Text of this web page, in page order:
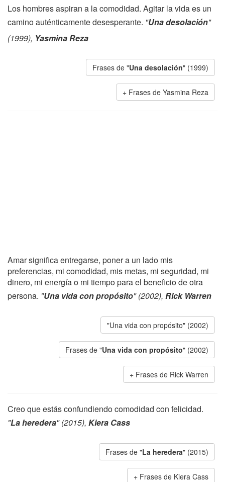
Los hombres aspiran a la comodidad. Agitar la vida es un
camino auténticamente desesperante. "Una desolación"
(1999), Yasmina Reza
Frases de "Una desolación" (1999)
Frases de Yasmina Reza
Amar significa entregarse, poner a un lado mis
preferencias, mi comodidad, mis metas, mi seguridad, mi
dinero, mi energía o mi tiempo para el beneficio de otra
persona. "Una vida con propósito" (2002), Rick Warren
"Una vida con propósito" (2002)
Frases de "Una vida con propósito" (2002)
Frases de Rick Warren
Creo que estás confundiendo comodidad con felicidad.
"La heredera" (2015), Kiera Cass
Frases de "La heredera" (2015)
Frases de Kiera Cass